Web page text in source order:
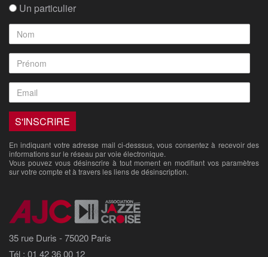
Un particulier
En indiquant votre adresse mail ci-desssus, vous consentez à recevoir des
informations sur le réseau par voie électronique.
Vous pouvez vous désinscrire à tout moment en modifiant vos paramètres
sur votre compte et à travers les liens de désinscription.
35 rue Duris - 75020 Paris
Tél : 01 42 36 00 12